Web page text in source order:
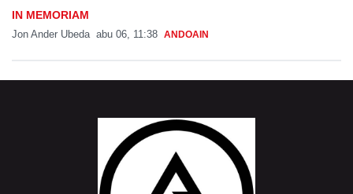
IN MEMORIAM
Jon Ander Ubeda abu 06, 11:38 ANDOAIN